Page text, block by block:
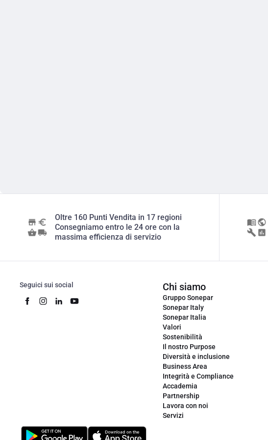
Oltre 160 Punti Vendita in 17 regioni
Consegniamo entro le 24 ore con la
massima efficienza di servizio
Seguici sui social Chi siamo
Gruppo Sonepar
Sonepar Italy
Sonepar Italia
Valori
Sostenibilità
Il nostro Purpose
Diversità e inclusione
Business Area
Integrità e Compliance
Accademia
Partnership
Lavora con noi
Servizi